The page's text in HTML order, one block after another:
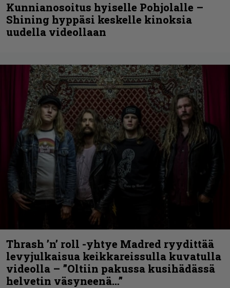
Kunnianosoitus hyiselle Pohjolalle –
Shining hyppäsi keskelle kinoksia
uudella videollaan
Thrash ’n’ roll -yhtye Madred ryydittää
levyjulkaisua keikkareissulla kuvatulla
videolla – ”Oltiin pakussa kusihädässä
helvetin väsyneenä…”